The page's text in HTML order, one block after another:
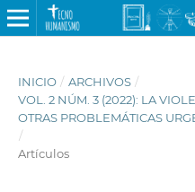
INICIO / ARCHIVOS /
VOL. 2 NÚM. 3 (2022): LA
OTRAS PROBLEMÁTICAS
/
Artículos